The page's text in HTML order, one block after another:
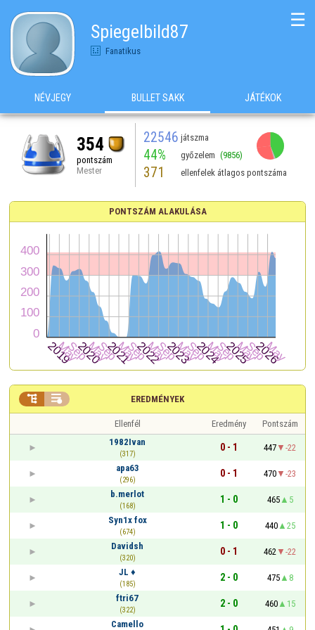
Spiegelbild87
Fanatikus
☰
NÉVJEGY BULLET SAKK JÁTÉKOK
354
pontszám
Mester
22546 játszma
44% győzelem (9856)
371 ellenfelek átlagos pontszáma
PONTSZÁM ALAKULÁSA
EREDMÉNYEK
 
Ellenfél Eredmény
Pontszám
1982Ivan
(317)
0 - 1 447
-22
apa63
(296)
0 - 1 470
-23
b.merlot
(168)
1 - 0 465
5
Syn1x fox
(674)
1 - 0 440
25
Davidsh
(320)
0 - 1 462
-22
JL ♦
(185)
2 - 0 475
8
ftri67
(322)
2 - 0 460
15
Camello